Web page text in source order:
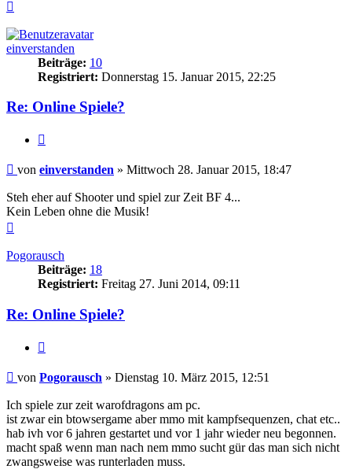
einverstanden
Beiträge: 10
Registriert: Donnerstag 15. Januar 2015, 22:25
Re: Online Spiele?
Beitrag
von einverstanden » Mittwoch 28. Januar 2015, 18:47
Steh eher auf Shooter und spiel zur Zeit BF 4...
Kein Leben ohne die Musik!
Pogorausch
Beiträge: 18
Registriert: Freitag 27. Juni 2014, 09:11
Re: Online Spiele?
Beitrag
von Pogorausch » Dienstag 10. März 2015, 12:51
Ich spiele zur zeit warofdragons am pc.
ist zwar ein btowsergame aber mmo mit kampfsequenzen, chat etc..
hab ivh vor 6 jahren gestartet und vor 1 jahr wieder neu begonnen.
macht spaß wenn man nach nem mmo sucht gür das man sich nicht
zwangsweise was runterladen muss.